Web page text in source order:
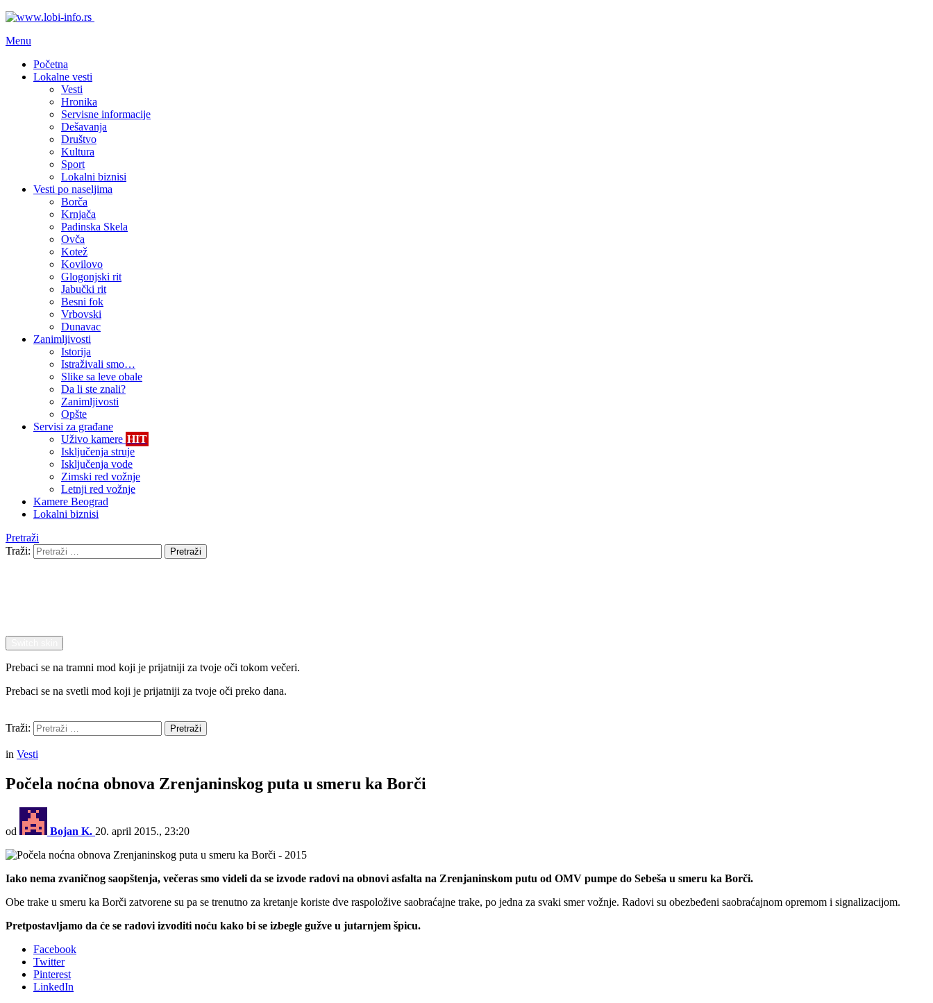
Menu
Početna
Lokalne vesti
Vesti
Hronika
Servisne informacije
Dešavanja
Društvo
Kultura
Sport
Lokalni biznisi
Vesti po naseljima
Borča
Krnjača
Padinska Skela
Ovča
Kotež
Kovilovo
Glogonjski rit
Jabučki rit
Besni fok
Vrbovski
Dunavac
Zanimljivosti
Istorija
Istraživali smo…
Slike sa leve obale
Da li ste znali?
Zanimljivosti
Opšte
Servisi za građane
Uživo kamere HIT
Isključenja struje
Isključenja vode
Zimski red vožnje
Letnji red vožnje
Kamere Beograd
Lokalni biznisi
Pretraži
Traži:
Pretraži
Prebaci se na tramni mod koji je prijatniji za tvoje oči tokom večeri.
Prebaci se na svetli mod koji je prijatniji za tvoje oči preko dana.
Traži:
Pretraži
in Vesti
Počela noćna obnova Zrenjaninskog puta u smeru ka Borči
od Bojan K. 20. april 2015., 23:20
Iako nema zvaničnog saopštenja, večeras smo videli da se izvode radovi na obnovi asfalta na Zrenjaninskom putu od OMV pumpe do Sebeša u smeru ka Borči.
Obe trake u smeru ka Borči zatvorene su pa se trenutno za kretanje koriste dve raspoložive saobraćajne trake, po jedna za svaki smer vožnje. Radovi su obezbeđeni saobraćajnom opremom i signalizacijom.
Pretpostavljamo da će se radovi izvoditi noću kako bi se izbegle gužve u jutarnjem špicu.
Facebook
Twitter
Pinterest
LinkedIn